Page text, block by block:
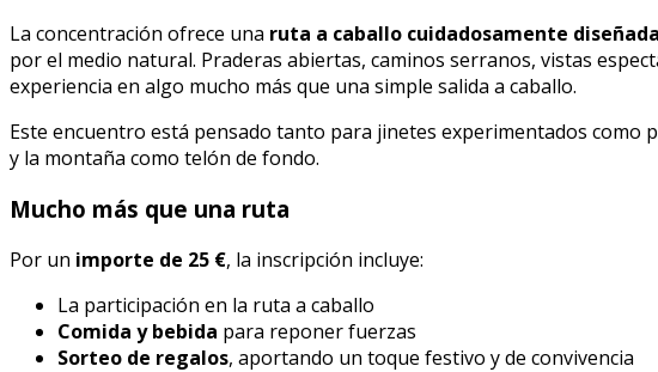
La concentración ofrece una ruta a caballo cuidadosamente diseñada
por el medio natural. Praderas abiertas, caminos serranos, vistas
experiencia en algo mucho más que una simple salida a caballo.
Este encuentro está pensado tanto para jinetes experimentados
y la montaña como telón de fondo.
Mucho más que una ruta
Por un importe de 25 €, la inscripción incluye:
La participación en la ruta a caballo
Comida y bebida para reponer fuerzas
Sorteo de regalos, aportando un toque festivo y de convivencia